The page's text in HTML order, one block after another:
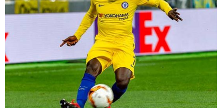
เรีย อา อิตาลี เนื่องจากนักเตะทำผลงานได้อย่างโดดเด่นในการ
เล่นกับโรม่าก่อนหน้านั้น และยังถูกยกย่องให้เป็นหนึ่งในกอง
หลังรุ่นใหม่ที่ดีที่สุดของบราซิลอีกด้วย อย่างไรก็ตามแม้นักเตะ
จะได้รับโอกาสลงสนามให้กับเปแอสเชอย่างต่อเนื่องสม่ำเสมอ
และถือว่าได้ลงเล่นไปไม่น้อยเลยเมื่อเทียบกับคุณภาพนักเตะใน
แดนหลังของปาริเซียง ซึ่งยังมีกองหลังระดับสตาร์อยู่ในทีมอีก
หลายรายแต่นักเตะก็มักจะถูกดร็อปเป็นตัวสำรองในเกมสำคัญๆ
หรือเกมใหญ่ๆประจำ ด้วยเหตุนี้เองทำให้ลูอัน พี่ชายผู้รับผิดชอบ